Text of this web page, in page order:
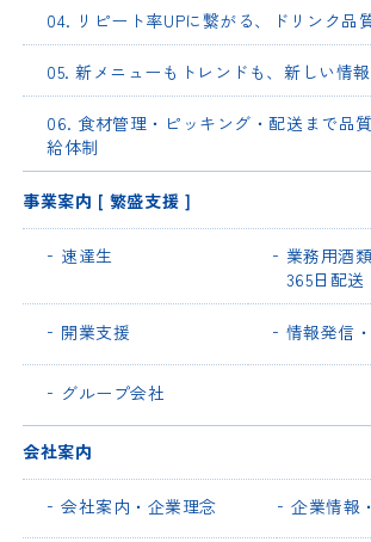
04. リピート率UPに繋がる、ドリンク品
05. 新メニューもトレンドも、新しい情
06. 食材管理・ピッキング・配送まで品
給体制
事業案内 [ 繁盛支援 ]
速達生
業務用酒
365日配送
開業支援 情報発信
グループ会社
会社案内
会社案内・企業理念 企業情報